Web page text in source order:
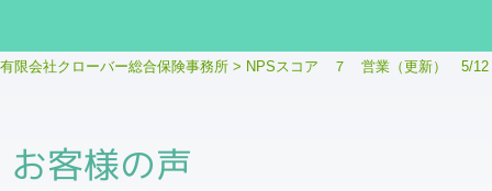
有限会社クローバー総合保険事務所 > NPSスコア ７ 営業（更新）
お客様の声